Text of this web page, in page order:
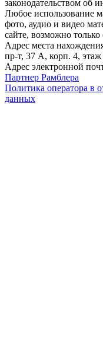
законодательством об
Любое использование
фото, аудио и видео
сайте, возможно
Адрес места
пр-т, 37 А, корп. 4,
Адрес электронной
Партнер Рамблера
Политика оператора в
данных